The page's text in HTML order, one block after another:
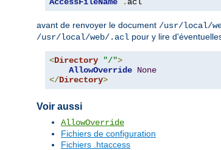
avant de renvoyer le document /usr/local/
/usr/local/web/.acl pour y lire
<Directory "/">
AllowOverride None
</Directory>
Voir aussi
AllowOverride
Fichiers de configuration
Fichiers .htaccess